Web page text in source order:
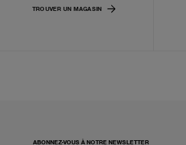
TROUVER UN MAGASIN
ABONNEZ-VOUS À NOTRE NEWSLETTER